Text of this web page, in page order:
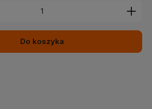
Wprowadź żądaną ilość lub użyj
Do koszyka